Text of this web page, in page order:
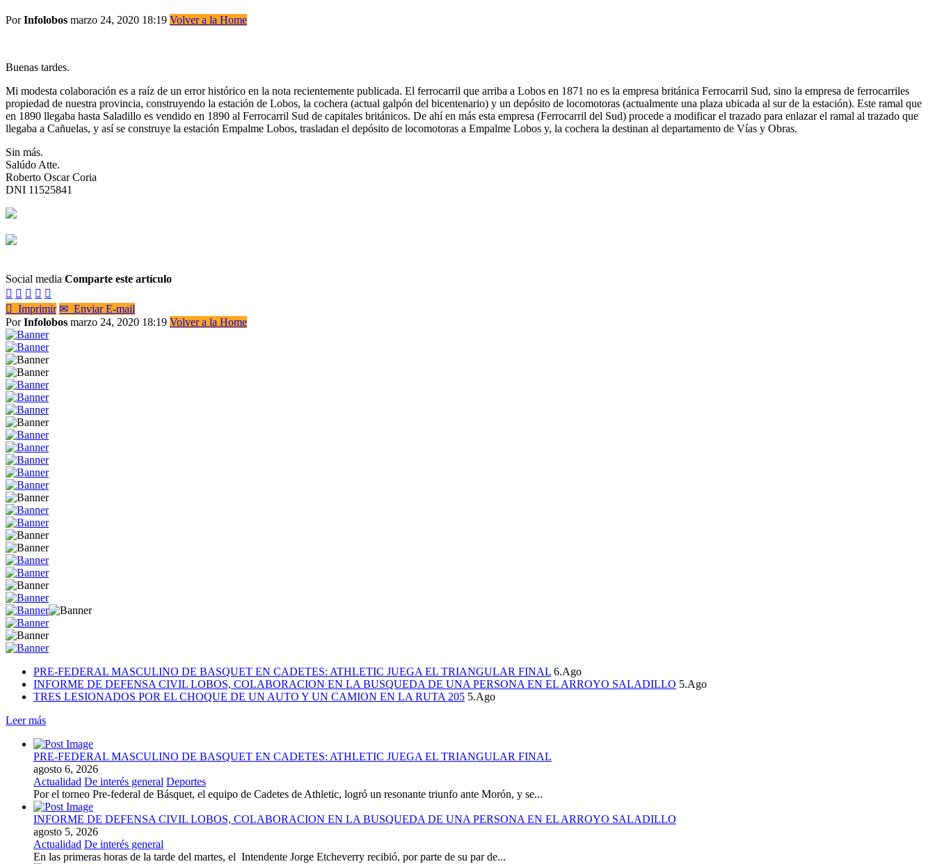
PorInfolobos marzo 24, 2020 18:19 Volver a la Home
Buenas tardes.
Mi modesta colaboración es a raíz de un error histórico en la nota recientemente publicada. El ferrocarril que arriba a Lobos en 1871 no es la empresa británica Ferrocarril Sud, sino la empresa de ferrocarriles
propiedad de nuestra provincia, construyendo la estación de Lobos, la cochera (actual galpón del bicentenario) y un depósito de locomotoras (actualmente una plaza ubicada al sur de la estación). Este ramal que
en 1890 llegaba hasta Saladillo es vendido en 1890 al Ferrocarril Sud de capitales británicos. De ahí en más esta empresa (Ferrocarril del Sud) procede a modificar el trazado para enlazar el ramal al trazado que
llegaba a Cañuelas, y así se construye la estación Empalme Lobos, trasladan el depósito de locomotoras a Empalme Lobos y, la cochera la destinan al departamento de Vías y Obras.
Sin más.
Salúdo Atte.
Roberto Oscar Coria
DNI 11525841
Social media Comparte este artículo
    
 Imprimir ✉ Enviar E-mail
PorInfolobos marzo 24, 2020 18:19 Volver a la Home
PRE-FEDERAL MASCULINO DE BASQUET EN CADETES: ATHLETIC JUEGA EL TRIANGULAR FINAL 6.Ago
INFORME DE DEFENSA CIVIL LOBOS, COLABORACION EN LA BUSQUEDA DE UNA PERSONA EN EL ARROYO SALADILLO 5.Ago
TRES LESIONADOS POR EL CHOQUE DE UN AUTO Y UN CAMION EN LA RUTA 205 5.Ago
Leer más
PRE-FEDERAL MASCULINO DE BASQUET EN CADETES: ATHLETIC JUEGA EL TRIANGULAR FINAL
agosto 6, 2026
Actualidad De interés general Deportes
Por el torneo Pre-federal de Básquet, el equipo de Cadetes de Athletic, logró un resonante triunfo ante Morón, y se...
INFORME DE DEFENSA CIVIL LOBOS, COLABORACION EN LA BUSQUEDA DE UNA PERSONA EN EL ARROYO SALADILLO
agosto 5, 2026
Actualidad De interés general
En las primeras horas de la tarde del martes, el Intendente Jorge Etcheverry recibió, por parte de su par de...